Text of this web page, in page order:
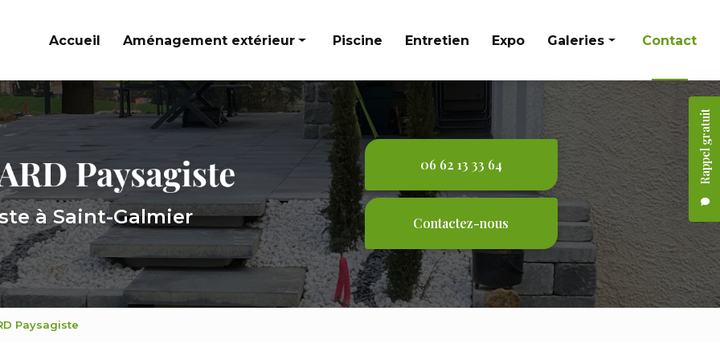
Rappel gratuit
Accueil Aménagement extérieur
Cours et allées
Terrasses
Murets et escaliers paysagers
Piscine Entretien Expo Galeries
Aménagement extérieur
Entretien
Contact
à Saint-Galmier
06 62 13 33 64
Contactez-nous
Paysagiste